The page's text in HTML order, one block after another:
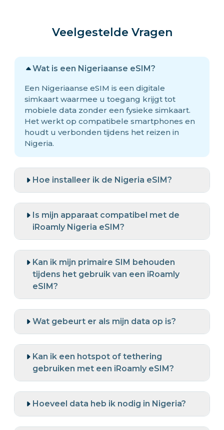
Veelgestelde Vragen
Wat is een Nigeriaanse eSIM?
Een Nigeriaanse eSIM is een digitale
simkaart waarmee u toegang krijgt tot
mobiele data zonder een fysieke simkaart.
Het werkt op compatibele smartphones en
houdt u verbonden tijdens het reizen in
Nigeria.
Hoe installeer ik de Nigeria eSIM?
Is mijn apparaat compatibel met de
iRoamly Nigeria eSIM?
Kan ik mijn primaire SIM behouden
tijdens het gebruik van een iRoamly
eSIM?
Wat gebeurt er als mijn data op is?
Kan ik een hotspot of tethering
gebruiken met een iRoamly eSIM?
Hoeveel data heb ik nodig in Nigeria?